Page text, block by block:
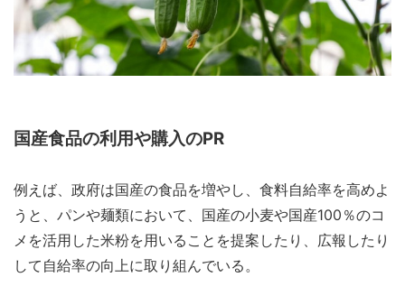
国産食品の利用や購入のPR
例えば、政府は国産の食品を増やし、食料自給率を高めよ
うと、パンや麺類において、国産の小麦や国産100％のコ
メを活用した米粉を用いることを提案したり、広報したり
して自給率の向上に取り組んでいる。